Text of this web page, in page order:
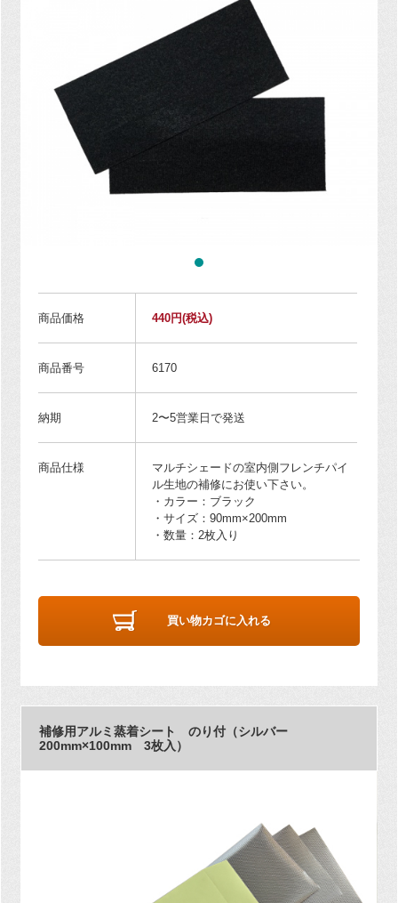
商品価格 440円(税込)
商品番号 6170
納期 2〜5営業日で発送
商品仕様
マルチシェードの室内側フレンチパイ
ル生地の補修にお使い下さい。
・カラー：ブラック
・サイズ：90mm×200mm
・数量：2枚入り
買い物カゴに入れる
補修用アルミ蒸着シート のり付（シルバー
200mm×100mm 3枚入）